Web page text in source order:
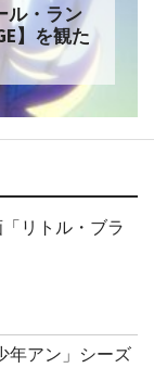
ル・ラン
】を観た
リトル・ブラ
年アン」シーズ